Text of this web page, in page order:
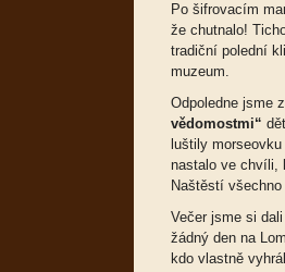
Po šifrovacím
že chutnalo!
tradiční polední
muzeum.
Odpoledne jsme
vědomostmi“
luštily
nastalo ve chvíli,
Naštěstí
Večer jsme si
žádný den na
kdo vlastně